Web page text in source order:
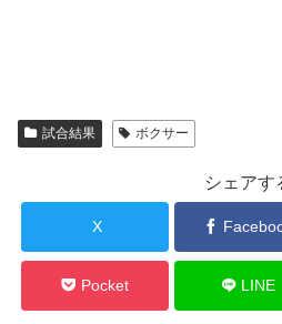
試合結果 ボクサー
シェアす
X
Pocket LINE